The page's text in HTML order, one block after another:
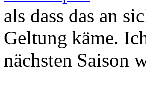
als dass das an
Geltung käme.
nächsten Saison